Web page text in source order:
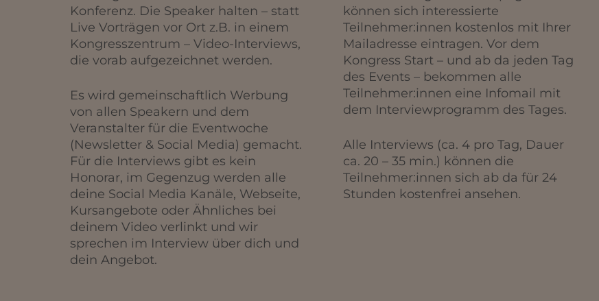
Konferenz. Die Speaker halten – statt
Live Vorträgen vor Ort z.B. in einem
Kongresszentrum – Video-Interviews,
die vorab aufgezeichnet werden.
Es wird gemeinschaftlich Werbung
von allen Speakern und dem
Veranstalter für die Eventwoche
(Newsletter & Social Media) gemacht.
Für die Interviews gibt es kein
Honorar, im Gegenzug werden alle
deine Social Media Kanäle, Webseite,
Kursangebote oder Ähnliches bei
deinem Video verlinkt und wir
sprechen im Interview über dich und
dein Angebot.
können sich interessierte
Teilnehmer:innen kostenlos mit Ihrer
Mailadresse eintragen. Vor dem
Kongress Start – und ab da jeden Tag
des Events – bekommen alle
Teilnehmer:innen eine Infomail mit
dem Interviewprogramm des Tages.
Alle Interviews (ca. 4 pro Tag, Dauer
ca. 20 – 35 min.) können die
Teilnehmer:innen sich ab da für 24
Stunden kostenfrei ansehen.